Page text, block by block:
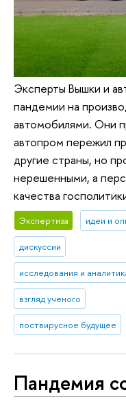
Эксперты Вышки и
пандемии на
автомобилями. Они
автопром пережил
другие страны, но
нерешенными, а
качества
Экспертиза идеи и
дискуссии
исследования и
взгляд ученого
поствирусное будущее
Пандемия